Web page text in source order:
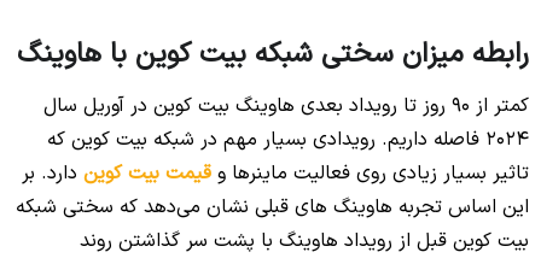
رابطه میزان سختی شبکه بیت کوین با هاوینگ
کمتر از 90 روز تا رویداد بعدی هاوینگ بیت کوین در آوریل سال
2024 فاصله داریم. رویدادی بسیار مهم در شبکه بیت کوین که
تاثیر بسیار زیادی روی فعالیت ماینرها و قیمت بیت کوین دارد. بر
این اساس تجربه هاوینگ‌ های قبلی نشان می‌دهد که سختی شبکه
بیت کوین قبل از رویداد هاوینگ با پشت سر گذاشتن روند